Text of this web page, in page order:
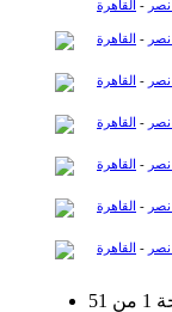
نصر - القاهرة
نصر - القاهرة
نصر - القاهرة
نصر - القاهرة
نصر - القاهرة
نصر - القاهرة
نصر - القاهرة
51